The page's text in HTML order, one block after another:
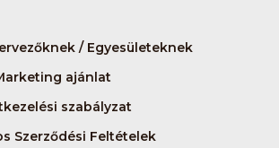
/ Egyesületeknek
ajánlat
szabályzat
Szerződési Feltételek